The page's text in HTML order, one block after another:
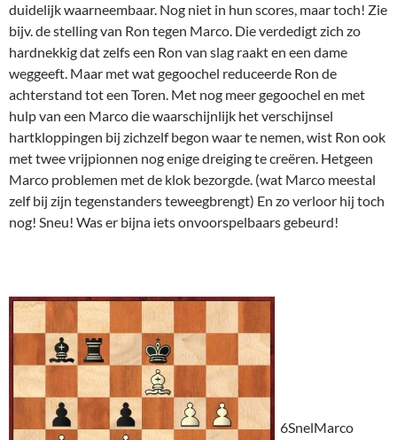
duidelijk waarneembaar. Nog niet in hun scores, maar toch! Zie
bijv. de stelling van Ron tegen Marco. Die verdedigt zich zo
hardnekkig dat zelfs een Ron van slag raakt en een dame
weggeeft. Maar met wat gegoochel reduceerde Ron de
achterstand tot een Toren. Met nog meer gegoochel en met
hulp van een Marco die waarschijnlijk het verschijnsel
hartkloppingen bij zichzelf begon waar te nemen, wist Ron ook
met twee vrijpionnen nog enige dreiging te creëren. Hetgeen
Marco problemen met de klok bezorgde. (wat Marco meestal
zelf bij zijn tegenstanders teweegbrengt) En zo verloor hij toch
nog! Sneu! Was er bijna iets onvoorspelbaars gebeurd!
6SnelMarco